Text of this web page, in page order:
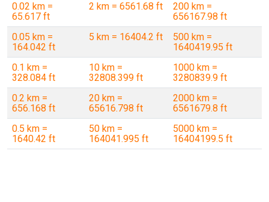
0.02 km =
65.617 ft
2 km = 6561.68 ft
200 km =
656167.98 ft
0.05 km =
164.042 ft
5 km = 16404.2 ft
500 km =
1640419.95 ft
0.1 km =
328.084 ft
10 km =
32808.399 ft
1000 km =
3280839.9 ft
0.2 km =
656.168 ft
20 km =
65616.798 ft
2000 km =
6561679.8 ft
0.5 km =
1640.42 ft
50 km =
164041.995 ft
5000 km =
16404199.5 ft